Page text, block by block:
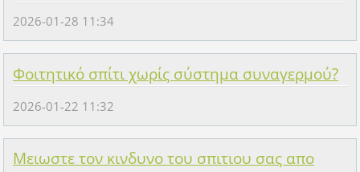
2026-01-28 11:34
Φοιτητικό σπίτι χωρίς σύστημα συναγερμού?
2026-01-22 11:32
Μειωστε τον κινδυνο του σπιτιου σας απο